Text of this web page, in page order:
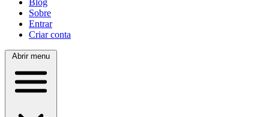
Blog
Sobre
Entrar
Criar conta
Abrir menu